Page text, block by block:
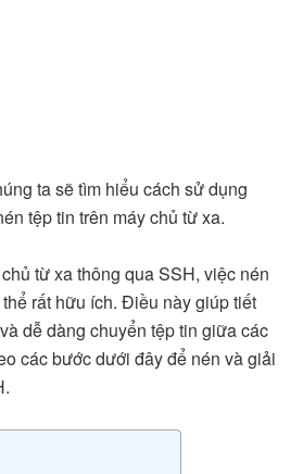
ta sẽ tìm hiểu cách sử dụng
tệp tin trên máy chủ từ xa.
từ xa thông qua SSH, việc nén
rất hữu ích. Điều này giúp tiết
dễ dàng chuyển tệp tin giữa các
các bước dưới đây để nén và giải